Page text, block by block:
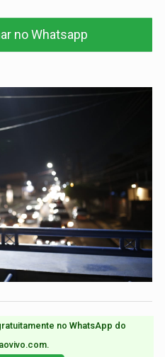
no Whatsapp
no WhatsApp do